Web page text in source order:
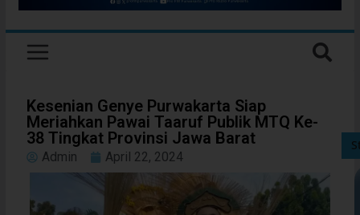
Kesenian Genye Purwakarta Siap
Meriahkan Pawai Taaruf Publik MTQ Ke-
38 Tingkat Provinsi Jawa Barat
Admin April 22, 2024